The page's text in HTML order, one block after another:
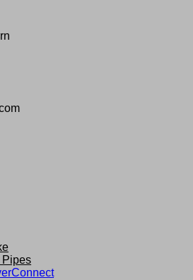
Pipes